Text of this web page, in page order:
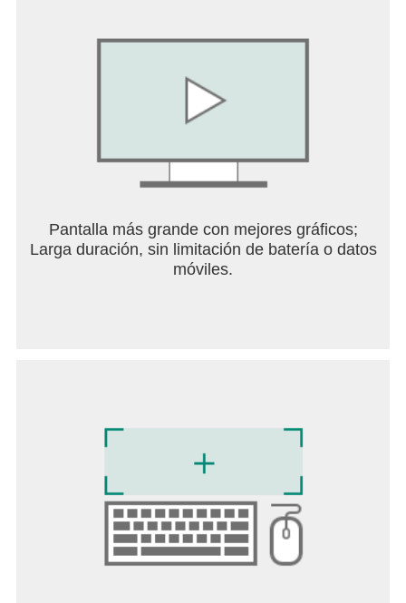
Pantalla más grande con mejores gráficos;
Larga duración, sin limitación de batería o datos
móviles.